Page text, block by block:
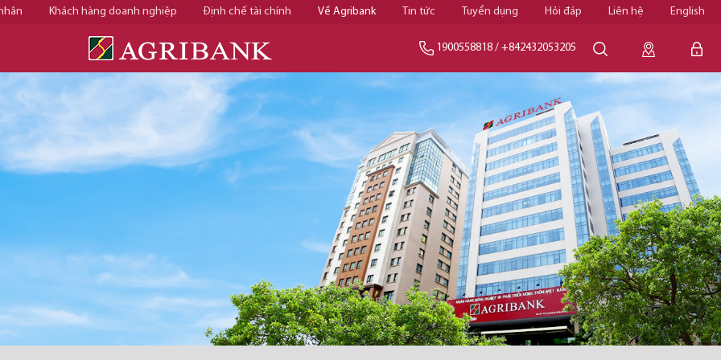
Khách hàng doanh nghiệp Định chế tài chính Về Agribank Tin tức Tuyển dụng Hỏi đáp Liên hệ English
1900558818 / +842432053205